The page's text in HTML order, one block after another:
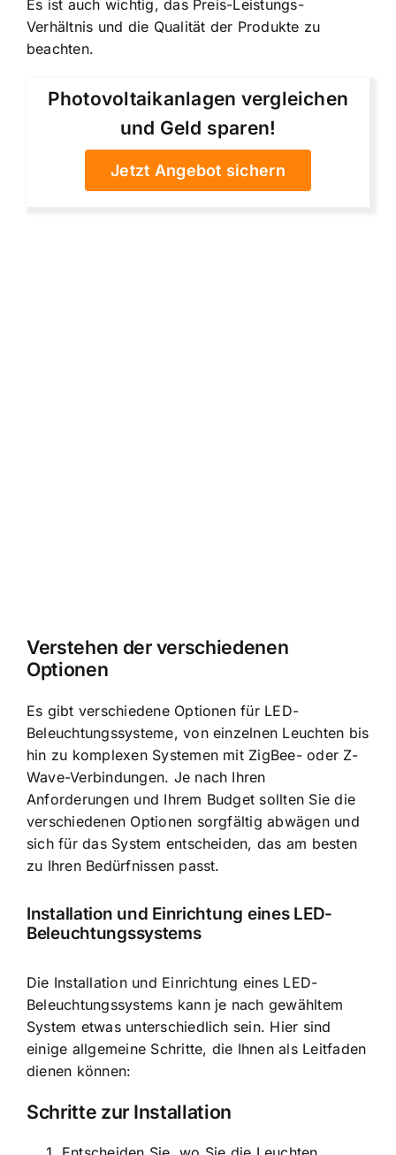
Es ist auch wichtig, das Preis-Leistungs-
Verhältnis und die Qualität der Produkte zu
beachten.
Photovoltaikanlagen vergleichen
und Geld sparen!
Jetzt Angebot sichern
Verstehen der verschiedenen
Optionen
Es gibt verschiedene Optionen für LED-
Beleuchtungssysteme, von einzelnen Leuchten bis
hin zu komplexen Systemen mit ZigBee- oder Z-
Wave-Verbindungen. Je nach Ihren
Anforderungen und Ihrem Budget sollten Sie die
verschiedenen Optionen sorgfältig abwägen und
sich für das System entscheiden, das am besten
zu Ihren Bedürfnissen passt.
Installation und Einrichtung eines LED-
Beleuchtungssystems
Die Installation und Einrichtung eines LED-
Beleuchtungssystems kann je nach gewähltem
System etwas unterschiedlich sein. Hier sind
einige allgemeine Schritte, die Ihnen als Leitfaden
dienen können:
Schritte zur Installation